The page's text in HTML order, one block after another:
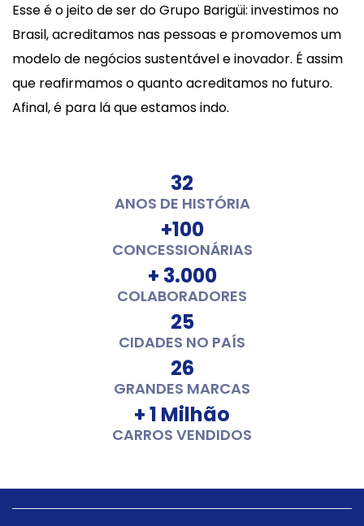
Esse é o jeito de ser do Grupo Barigüi: investimos no
Brasil, acreditamos nas pessoas e promovemos um
modelo de negócios sustentável e inovador. É assim
que reafirmamos o quanto acreditamos no futuro.
Afinal, é para lá que estamos indo.
32
ANOS DE HISTÓRIA
+100
CONCESSIONÁRIAS
+ 3.000
COLABORADORES
25
CIDADES NO PAÍS
26
GRANDES MARCAS
+ 1 Milhão
CARROS VENDIDOS